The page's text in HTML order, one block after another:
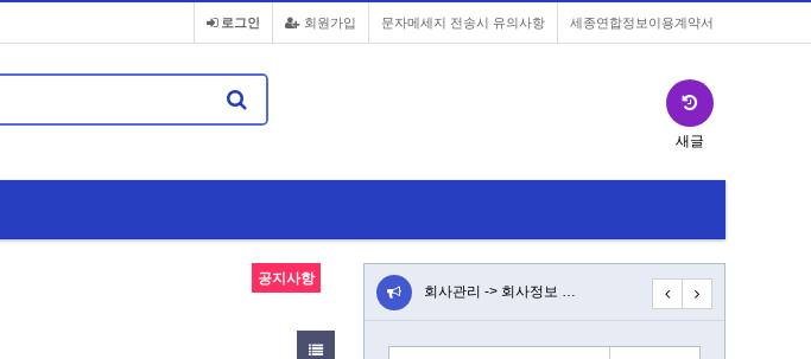
세종연합정보이용계약서
문자메세지 전송시 유의사항
회원가입
로그인
새글
공지사항
스타텍대리운전앱 설치버튼… 3 회사관리 -> 회사정보 … 전북 스타텍 연합규정